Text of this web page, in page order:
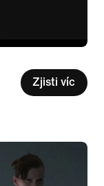
Zjisti víc